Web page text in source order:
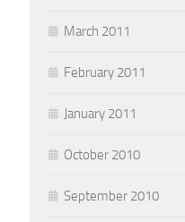
March 2011
February 2011
January 2011
October 2010
September 2010